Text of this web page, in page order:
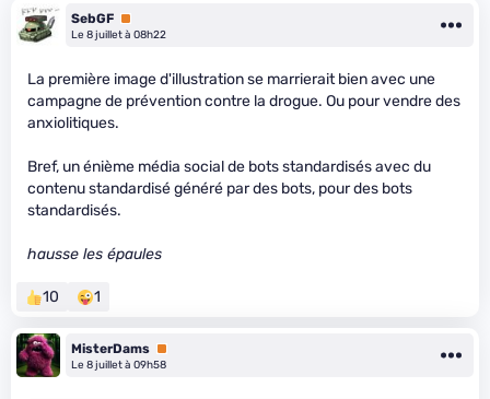
SebGF Premium
Le 8 juillet à 08h22
La première image d'illustration se marrierait bien avec une
campagne de prévention contre la drogue. Ou pour vendre des
anxiolitiques.
Bref, un énième média social de bots standardisés avec du
contenu standardisé généré par des bots, pour des bots
standardisés.
hausse les épaules
10 1
MisterDams Premium
Le 8 juillet à 09h58